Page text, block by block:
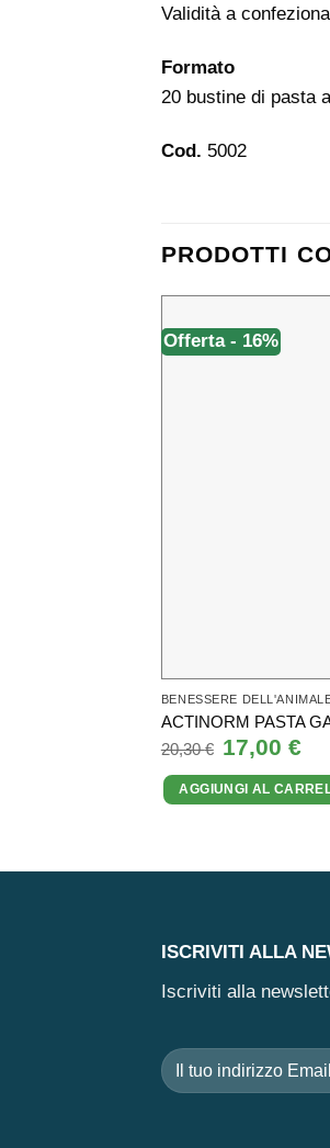
Validità a
Formato
20 bustine di pasta
Cod. 5002
PRODOTTI
Offerta - 16%
BENESSERE
ACTINORM PASTA
20,30€ Il
prezzo
originale
era:
20,30 €.
17,00€
è:
AGGIUNGI AL
ISCRIVITI ALLA
Iscriviti alla